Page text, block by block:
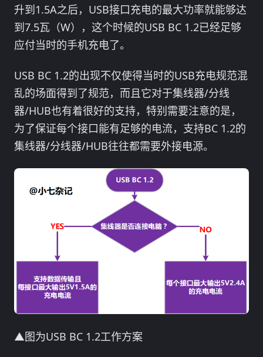
升到1.5A之后，USB接口充电的最大功率就能够达
到7.5瓦（W），这个时候的USB BC 1.2已经足够
应付当时的手机充电了。
USB BC 1.2的出现不仅使得当时的USB充电规范混
乱的场面得到了规范，而且它对于集线器/分线
器/HUB也有着很好的支持，特别需要注意的是，
为了保证每个接口能有足够的电流，支持BC 1.2的
集线器/分线器/HUB往往都需要外接电源。
▲图为USB BC 1.2工作方案